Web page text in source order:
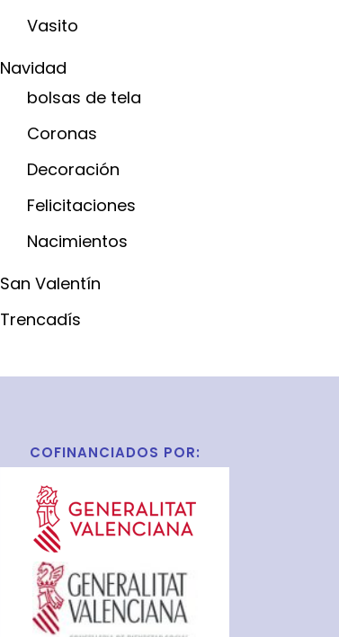
Vasito
Navidad
bolsas de tela
Coronas
Decoración
Felicitaciones
Nacimientos
San Valentín
Trencadís
COFINANCIADOS POR: